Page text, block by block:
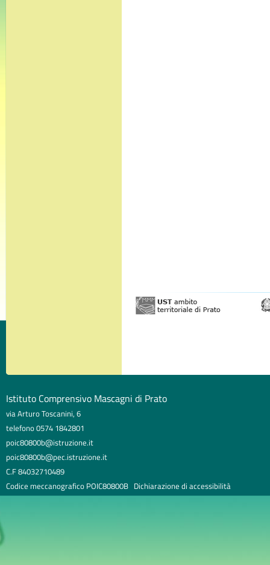
Istituto Comprensivo Mascagni di Prato
via Arturo Toscanini, 6
telefono 0574 1842801
poic80800b@istruzione.it
poic80800b@pec.istruzione.it
C.F 84032710489
Codice meccanografico POIC80800B Dichiarazione di accessibilità